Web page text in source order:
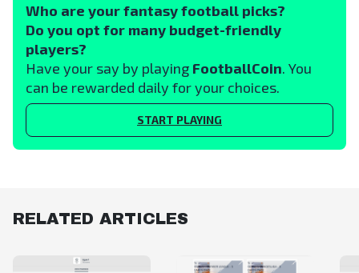
Who are your fantasy football picks?
Do you opt for many budget-friendly
players?
Have your say by playing FootballCoin. You
can be rewarded daily for your choices.
START PLAYING
RELATED ARTICLES